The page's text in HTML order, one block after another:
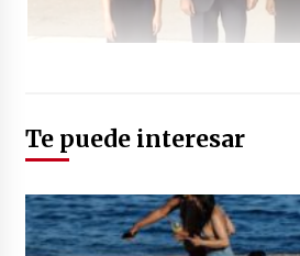
Te puede interesar